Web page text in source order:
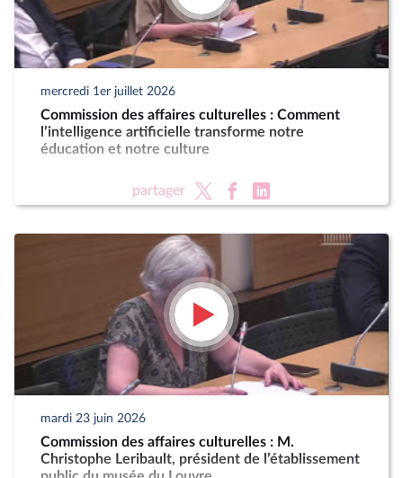
mercredi 1er juillet 2026
Commission des affaires culturelles : Comment
l’intelligence artificielle transforme notre
éducation et notre culture
partager
mardi 23 juin 2026
Commission des affaires culturelles : M.
Christophe Leribault, président de l’établissement